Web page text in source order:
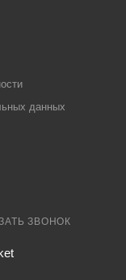
данных
ЗВОНОК